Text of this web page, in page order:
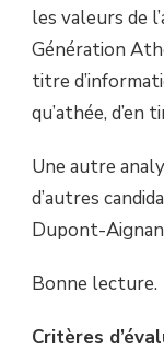
les valeurs de
Génération
titre
qu’athée, d’en
Une autre
d’autres
Dupont-
Bonne lecture.
Critères